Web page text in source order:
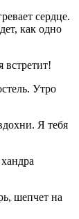
сердце.
как одно
встретит!
Утро
Я тебя
шепчет на